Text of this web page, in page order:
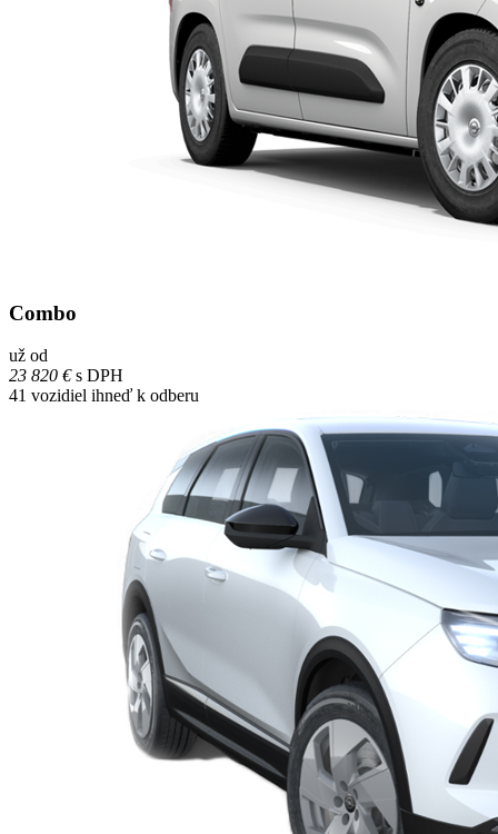
Combo
už od
23 820 €s DPH
41 vozidiel ihneď k odberu